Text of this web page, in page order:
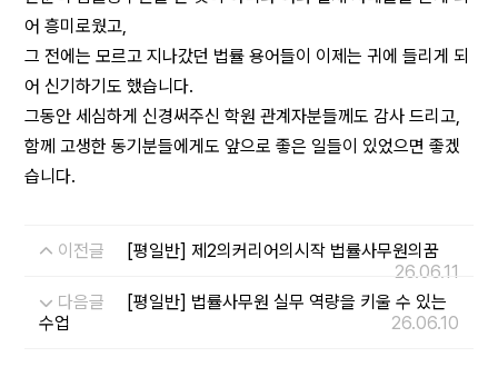
어 흥미로웠고,
그 전에는 모르고 지나갔던 법률 용어들이 이제는 귀에 들리게 되
어 신기하기도 했습니다.
그동안 세심하게 신경써주신 학원 관계자분들께도 감사 드리고,
함께 고생한 동기분들에게도 앞으로 좋은 일들이 있었으면 좋겠
습니다.
이전글
[평일반] 제2의커리어의시작 법률사무원의꿈
26.06.11
다음글
[평일반] 법률사무원 실무 역량을 키울 수 있는
수업
26.06.10